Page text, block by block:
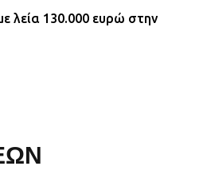
λεία 130.000 ευρώ στην